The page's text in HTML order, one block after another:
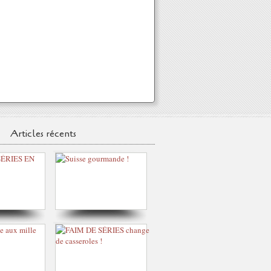
Articles récents